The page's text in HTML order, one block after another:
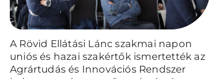
A Rövid Ellátási Lánc szakmai napon
uniós és hazai szakértők ismertették az
Agrártudás és Innovációs Rendszer